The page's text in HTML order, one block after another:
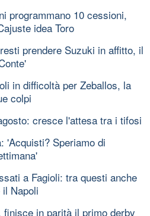
programmano 10 cessioni,
idea Toro
prendere Suzuki in affitto, il
in difficoltà per Zeballos, la
colpi
cresce l'attesa tra i tifosi
'Acquisti? Speriamo di
a Fagioli: tra questi anche
Napoli
in parità il primo derby